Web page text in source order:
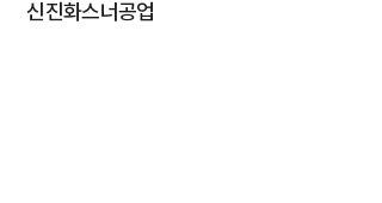
신진화스너공업